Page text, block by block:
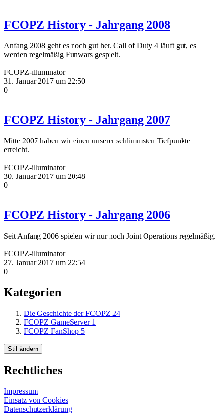
FCOPZ History - Jahrgang 2008
Anfang 2008 geht es noch gut her. Call of Duty 4 läuft gut, es
werden regelmäßig Funwars gespielt.
FCOPZ-illuminator
31. Januar 2017 um 22:50
0
FCOPZ History - Jahrgang 2007
Mitte 2007 haben wir einen unserer schlimmsten Tiefpunkte
erreicht.
FCOPZ-illuminator
30. Januar 2017 um 20:48
0
FCOPZ History - Jahrgang 2006
Seit Anfang 2006 spielen wir nur noch Joint Operations regelmäßig.
FCOPZ-illuminator
27. Januar 2017 um 22:54
0
Kategorien
Die Geschichte der FCOPZ 24
FCOPZ GameServer 1
FCOPZ FanShop 5
Stil ändern
Rechtliches
Impressum
Einsatz von Cookies
Datenschutzerklärung